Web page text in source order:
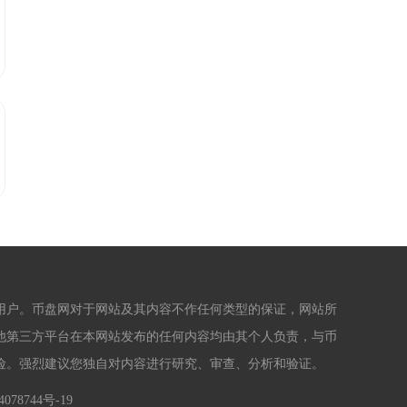
。币盘网对于网站及其内容不作任何类型的保证，网站所
三方平台在本网站发布的任何内容均由其个人负责，与币
强烈建议您独自对内容进行研究、审查、分析和验证。
号-19